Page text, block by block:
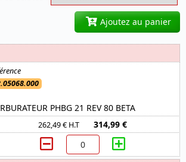
Ajoutez au panier
PHBG 21 REV 80 BETA
262,49 € H.T 314,99 €